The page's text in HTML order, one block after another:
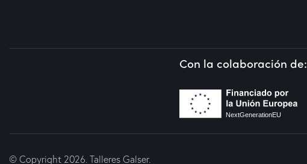
Con la colaboración de:
© Copyright 2026. Talleres Galser.